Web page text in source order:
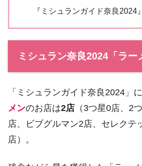
『ミシュランガイド奈良2024
ミシュラン奈良2024「ラー
「ミシュランガイド奈良2024」
メンのお店は2店 （3つ星0店、2
店、ビブグルマン2店、セレクテ
店）。